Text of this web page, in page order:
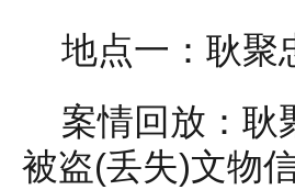
地点一：耿聚
案情回放：耿
被盗(丢失)文物